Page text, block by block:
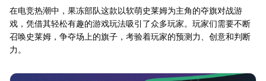
在电竞热潮中，果冻部队这款以软萌史莱姆为主角的夺旗对战游
戏，凭借其轻松有趣的游戏玩法吸引了众多玩家。玩家们需要不断
召唤史莱姆，争夺场上的旗子，考验着玩家的预测力、创意和判断
力。